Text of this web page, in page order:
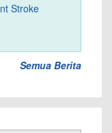
Stroke
Semua Berita